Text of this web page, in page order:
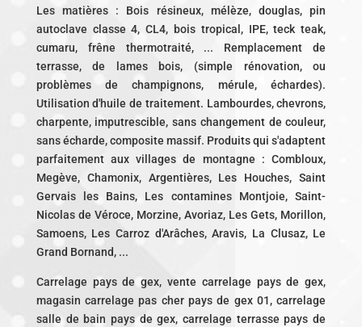
Les matières : Bois résineux, mélèze, douglas, pin
autoclave classe 4, CL4, bois tropical, IPE, teck teak,
cumaru, frêne thermotraité, ... Remplacement de
terrasse, de lames bois, (simple rénovation, ou
problèmes de champignons, mérule, échardes).
Utilisation d'huile de traitement. Lambourdes, chevrons,
charpente, imputrescible, sans changement de couleur,
sans écharde, composite massif. Produits qui s'adaptent
parfaitement aux villages de montagne : Combloux,
Megève, Chamonix, Argentières, Les Houches, Saint
Gervais les Bains, Les contamines Montjoie, Saint-
Nicolas de Véroce, Morzine, Avoriaz, Les Gets, Morillon,
Samoens, Les Carroz d'Arâches, Aravis, La Clusaz, Le
Grand Bornand, ...
Carrelage pays de gex, vente carrelage pays de gex,
magasin carrelage pas cher pays de gex 01, carrelage
salle de bain pays de gex, carrelage terrasse pays de